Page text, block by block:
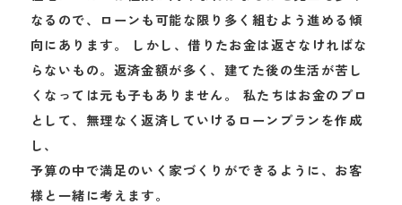
なるので、ローンも可能な限り多く組むよう進める傾
向にあります。
しかし、借りたお金は返さなければな
らないもの。返済金額が多く、建てた後の生活が苦し
くなっては元も子もありません。
私たちはお金のプロ
として、無理なく返済していけるローンプランを作成
し、
予算の中で満足のいく家づくりができるように、お客
様と一緒に考えます。